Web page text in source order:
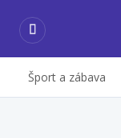
Šport a zábava